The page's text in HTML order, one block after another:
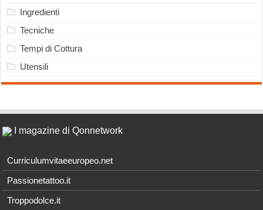
Ingredienti
Tecniche
Tempi di Cottura
Utensili
I magazine di Qonnetwork
Curriculumvitaeeuropeo.net
Passionetattoo.it
Troppodolce.it